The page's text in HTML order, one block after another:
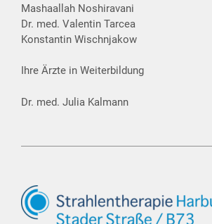
Mashaallah Noshiravani
Dr. med. Valentin Tarcea
Konstantin Wischnjakow
Ihre Ärzte in Weiterbildung
Dr. med. Julia Kalmann